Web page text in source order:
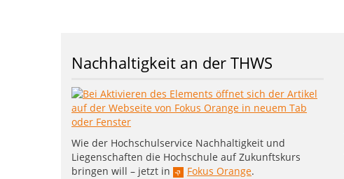
Nachhaltigkeit an der THWS
Wie der Hochschulservice Nachhaltigkeit und
Liegenschaften die Hochschule auf Zukunftskurs
bringen will – jetzt in
Fokus Orange.